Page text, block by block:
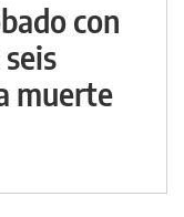
con
muerte